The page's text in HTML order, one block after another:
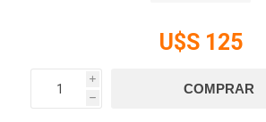
U$S 125
i
h